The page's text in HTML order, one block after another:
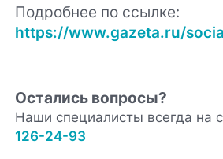
Подробнее по ссылке:
https://www.gazeta.ru/
Остались вопросы?
Наши специалисты всегда на
126-24-93